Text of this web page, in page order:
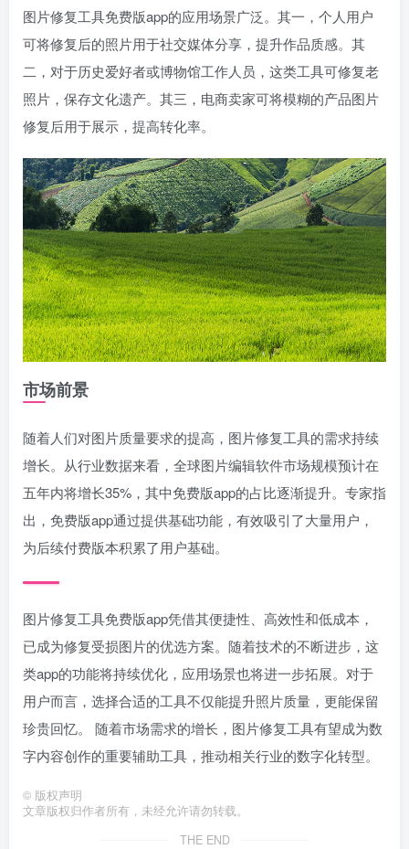
图片修复工具免费版app的应用场景广泛。其一，个人用户
可将修复后的照片用于社交媒体分享，提升作品质感。其
二，对于历史爱好者或博物馆工作人员，这类工具可修复老
照片，保存文化遗产。其三，电商卖家可将模糊的产品图片
修复后用于展示，提高转化率。
市场前景
随着人们对图片质量要求的提高，图片修复工具的需求持续
增长。从行业数据来看，全球图片编辑软件市场规模预计在
五年内将增长35%，其中免费版app的占比逐渐提升。专家指
出，免费版app通过提供基础功能，有效吸引了大量用户，
为后续付费版本积累了用户基础。
图片修复工具免费版app凭借其便捷性、高效性和低成本，
已成为修复受损图片的优选方案。随着技术的不断进步，这
类app的功能将持续优化，应用场景也将进一步拓展。对于
用户而言，选择合适的工具不仅能提升照片质量，更能保留
珍贵回忆。 随着市场需求的增长，图片修复工具有望成为数
字内容创作的重要辅助工具，推动相关行业的数字化转型。
© 版权声明
文章版权归作者所有，未经允许请勿转载。
THE END